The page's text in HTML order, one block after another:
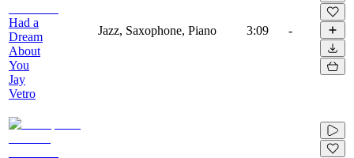
Had a
Dream
About
You
Jay
Vetro
Jazz, Saxophone, Piano 3:09 -